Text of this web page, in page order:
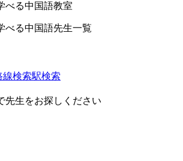
べる中国語教室
べる中国語先生一覧
線検索駅検索
先生をお探しください